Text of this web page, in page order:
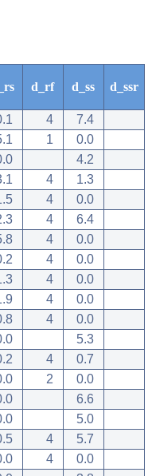
d_rf d_ss d_ssr
4
7.4
1
0.0
4.2
4
1.3
4
0.0
4
6.4
4
0.0
4
0.0
4
0.0
4
0.0
4
0.0
5.3
4
0.7
2
0.0
6.6
5.0
4
5.7
4
0.0